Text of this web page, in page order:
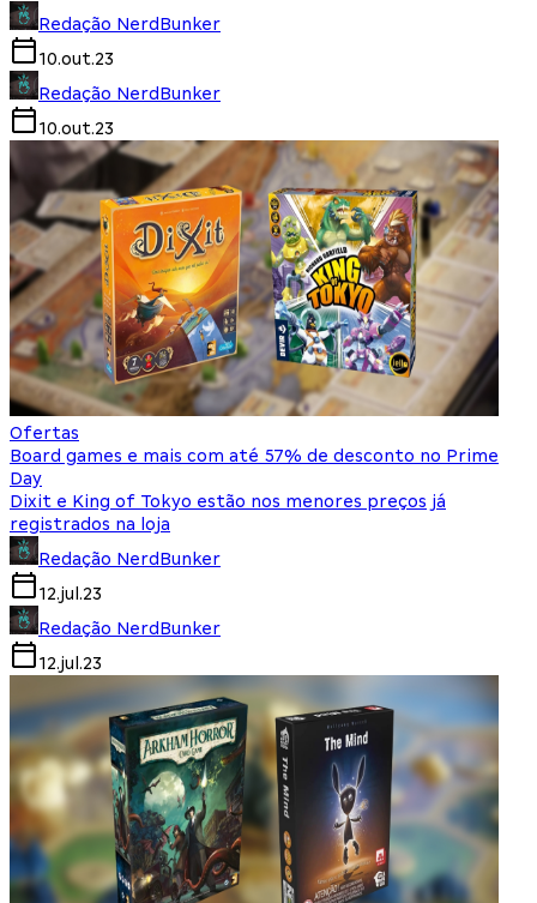
Redação NerdBunker
10.out.23
Redação NerdBunker
10.out.23
Ofertas
Board games e mais com até 57% de desconto no Prime
Day
Dixit e King of Tokyo estão nos menores preços já
registrados na loja
Redação NerdBunker
12.jul.23
Redação NerdBunker
12.jul.23